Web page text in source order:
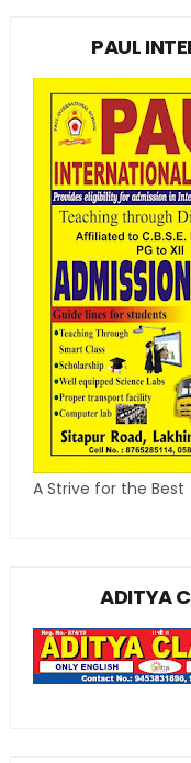
PAUL
A Strive for the Best
ADITYA